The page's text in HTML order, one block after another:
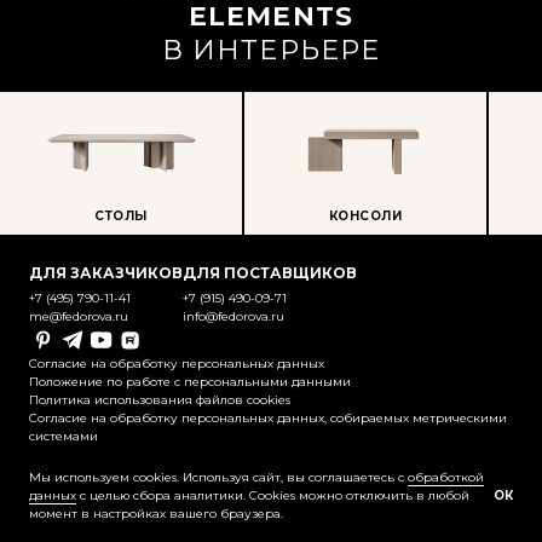
ELEMENTS
В ИНТЕРЬЕРЕ
СТОЛЫ КОНСОЛИ
ДЛЯ ЗАКАЗЧИКОВ
+7 (495) 790-11-41
me@fedorova.ru
ДЛЯ ПОСТАВЩИКОВ
+7 (915) 490-09-71
info@fedorova.ru
PinterestTelegramYouTubeRutube
Согласие на обработку персональных данных
Положение по работе с персональными данными
Политика использования файлов cookies
Согласие на обработку персональных данных, собираемых метрическими
системами
законодательством об авторском праве
Мы используем cookies. Используя сайт, вы соглашаетесь с обработкой
данных с целью сбора аналитики. Cookies можно отключить в любой
момент в настройках вашего браузера.
ОК